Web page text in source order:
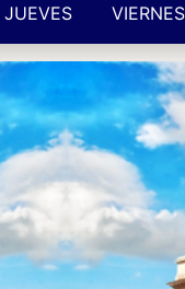
JUEVES VIERNES